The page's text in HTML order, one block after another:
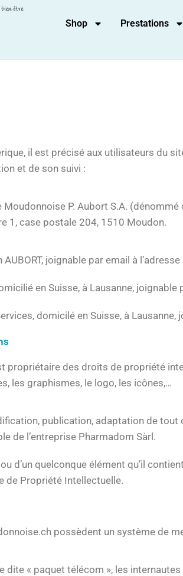
Shop Prestations
il est précisé aux utilisateurs du
et de son suivi :
P. Aubort S.A.
1, case postale 204, 1510 Moudon.
joignable par email à
en Suisse, à Lausanne,
domicilé en Suisse, à
propriétaire des droits de propriété
les graphismes, le logo, les icônes,…
publication, adaptation de
de l’entreprise Pharmadom Sàrl.
d’un quelconque élément qu’il
de Propriété Intellectuelle.
possèdent un système de
dite « paquet télécom », les